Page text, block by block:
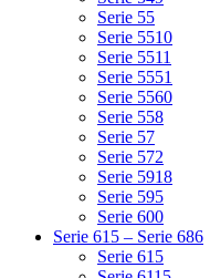
Serie 55
Serie 5510
Serie 5511
Serie 5551
Serie 5560
Serie 558
Serie 57
Serie 572
Serie 5918
Serie 595
Serie 600
Serie 615 – Serie 686
Serie 615